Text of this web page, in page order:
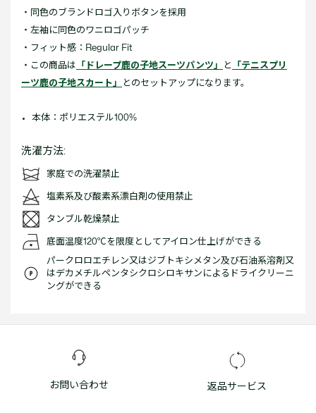
・同色のブランドロゴ入りボタンを採用
・左袖に同色のワニロゴパッチ
・フィット感：Regular Fit
・この商品は 「ドレープ鹿の子地スーツパンツ」 と 「テニスプリ
ーツ鹿の子地スカート」 とのセットアップになります。
本体：ポリエステル100%
洗濯方法:
家庭での洗濯禁止
塩素系及び酸素系漂白剤の使用禁止
タンブル乾燥禁止
底面温度120℃を限度としてアイロン仕上げができる
パークロロエチレン又はジブトキシメタン及び石油系溶剤又
はデカメチルペンタシクロシロキサンによるドライクリーニ
ングができる
お問い合わせ 返品サービス